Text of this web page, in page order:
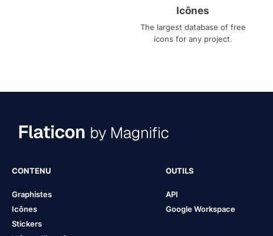
Icônes
The largest database of free
icons for any project.
CONTENU
Graphistes
Icônes
Stickers
OUTILS
API
Google Workspace